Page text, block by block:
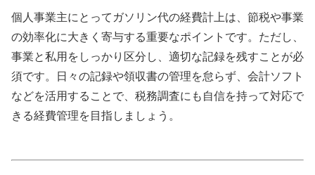
個人事業主にとってガソリン代の経費計上は、節税や事業
の効率化に大きく寄与する重要なポイントです。ただし、
事業と私用をしっかり区分し、適切な記録を残すことが必
須です。日々の記録や領収書の管理を怠らず、会計ソフト
などを活用することで、税務調査にも自信を持って対応で
きる経費管理を目指しましょう。